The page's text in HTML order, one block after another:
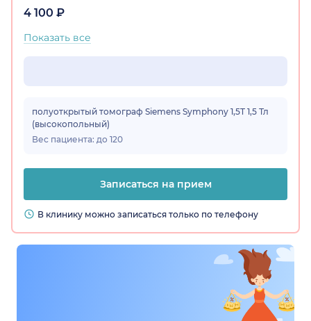
4 100 ₽
Показать все
полуоткрытый томограф Siemens Symphony 1,5T 1,5 Тл
(высокопольный)
Вес пациента: до 120
Записаться на прием
В клинику можно записаться только по телефону